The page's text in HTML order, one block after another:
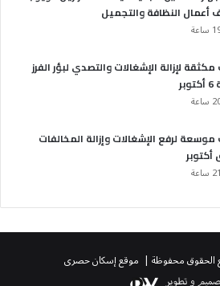
أعمال النظافة والتجميل
لإزالة الإشغالات والتصدي لبؤر الفرز
لرفع الإشغالات وإزالة المخالفات
أكتوبر
الحقوق محفوظة | موقع إسكان حصرى